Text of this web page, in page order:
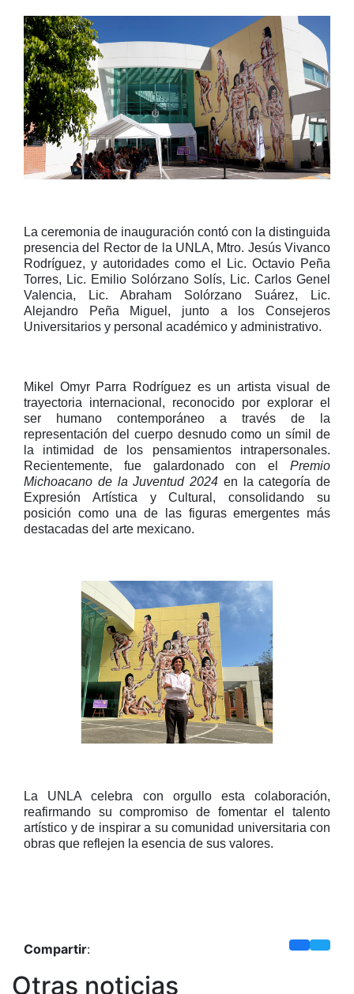
La ceremonia de inauguración contó con la distinguida
presencia del Rector de la UNLA, Mtro. Jesús Vivanco
Rodríguez, y autoridades como el Lic. Octavio Peña
Torres, Lic. Emilio Solórzano Solís, Lic. Carlos Genel
Valencia, Lic. Abraham Solórzano Suárez, Lic.
Alejandro Peña Miguel, junto a los Consejeros
Universitarios y personal académico y administrativo.
Mikel Omyr Parra Rodríguez es un artista visual de
trayectoria internacional, reconocido por explorar el
ser humano contemporáneo a través de la
representación del cuerpo desnudo como un símil de
la intimidad de los pensamientos intrapersonales.
Recientemente, fue galardonado con el Premio
Michoacano de la Juventud 2024 en la categoría de
Expresión Artística y Cultural, consolidando su
posición como una de las figuras emergentes más
destacadas del arte mexicano.
La UNLA celebra con orgullo esta colaboración,
reafirmando su compromiso de fomentar el talento
artístico y de inspirar a su comunidad universitaria con
obras que reflejen la esencia de sus valores.
Compartir:
Otras noticias